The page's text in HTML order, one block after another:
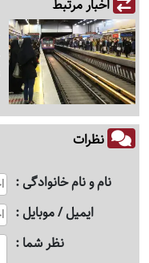
اخبار مرتبط
نظرات
نام و نام خانوادگی
ایمیل / موبایل
نظر شما